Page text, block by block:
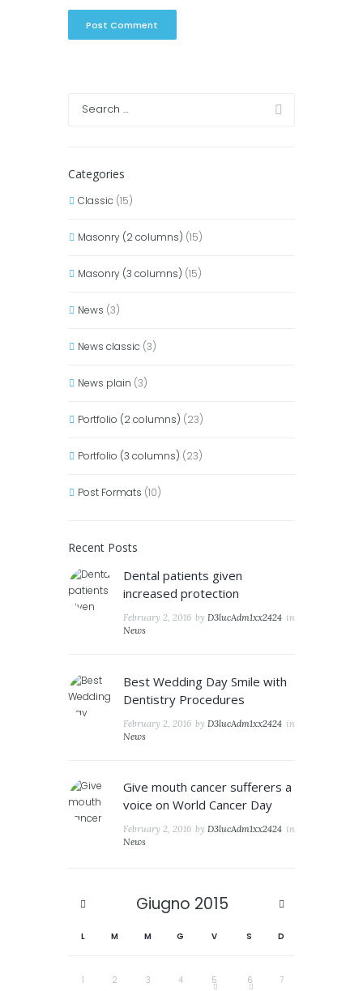
Categories
Classic (15)
Masonry (2 columns) (15)
Masonry (3 columns) (15)
News (3)
News classic (3)
News plain (3)
Portfolio (2 columns) (23)
Portfolio (3 columns) (23)
Post Formats (10)
Recent Posts
Dental patients given
increased protection
February 2, 2016 by D3lucAdm1xx2424 in
News
Best Wedding Day Smile with
Dentistry Procedures
February 2, 2016 by D3lucAdm1xx2424 in
News
Give mouth cancer sufferers a
voice on World Cancer Day
February 2, 2016 by D3lucAdm1xx2424 in
News
Giugno 2015
L M M G V S D
1 2 3 4 5 6 7